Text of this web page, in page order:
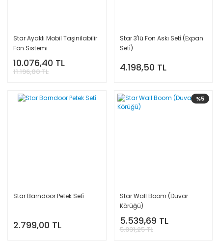
Star Ayakli Mobil Taşinilabilir
Fon Sistemi
10.076,40 TL
11.196,00 TL
Star 3'lü Fon Askı Seti̇ (Expan
Seti̇)
4.198,50 TL
Star Barndoor Petek Seti̇
2.799,00 TL
%5
Star Wall Boom (Duvar
Körüğü)
5.539,69 TL
5.831,25 TL